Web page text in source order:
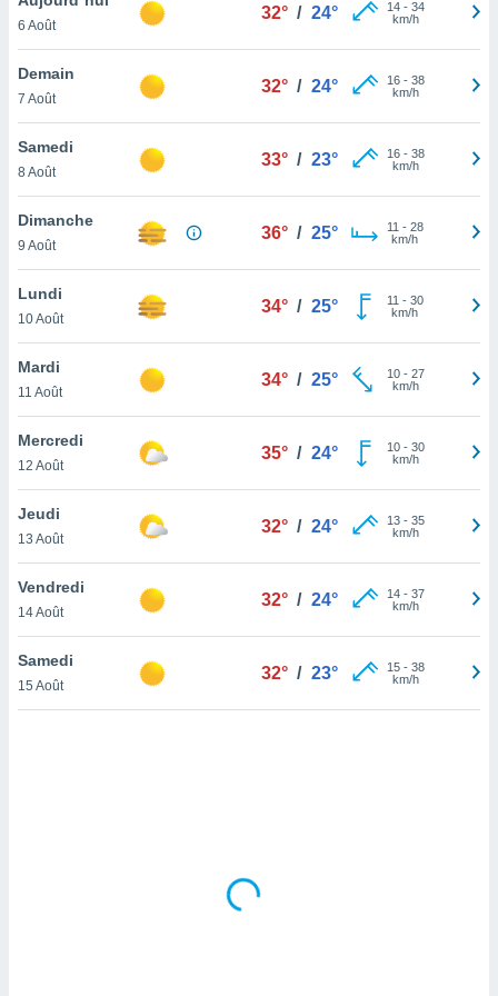
et
»,
au
vous
qu'ils
ou
le
ainsi
un
la
du
en
de
6 Août
32° / 24° 14- 34
km/h
Demain
7 Août
32° / 24° 16- 38
km/h
Samedi
8 Août
33° / 23° 16- 38
km/h
Dimanche
9 Août
36° / 25° 11 - 28
km/h
Lundi
10 Août
34° / 25° 11 - 30
km/h
Mardi
11 Août
34° / 25° 10- 27
km/h
Mercredi
12 Août
35° / 24° 10- 30
km/h
Jeudi
13 Août
32° / 24° 13- 35
km/h
Vendredi
14 Août
32° / 24° 14- 37
km/h
Samedi
15 Août
32° / 23° 15- 38
km/h